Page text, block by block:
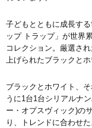
子どもとともに成長す
ップ トラップ」が世界
コレクション。厳選さ
上げられたブラックと
ブラックとホワイト、
うに1台1台シリアルナ
ー・オプスヴィック)の
り、トレンドに合わせ